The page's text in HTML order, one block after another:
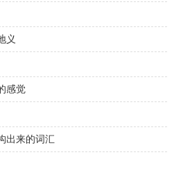
义
感觉
出来的词汇